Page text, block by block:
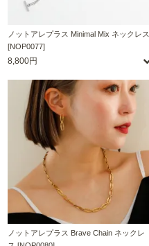
ノットアレプラス Minimal Mix ネックレス
[NOP0077]
8,800円
ノットアレプラス Brave Chain ネックレ